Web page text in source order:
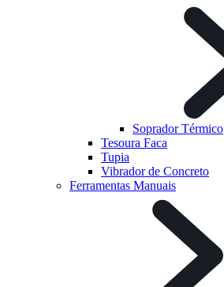
Soprador Térmico
Tesoura Faca
Tupia
Vibrador de Concreto
Ferramentas Manuais